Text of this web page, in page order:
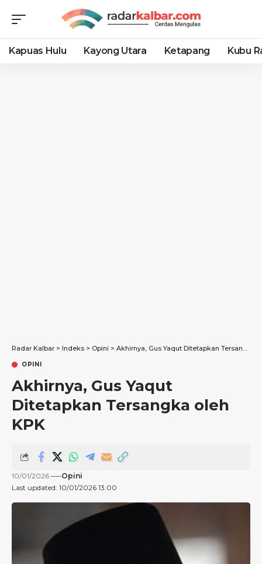
Kapuas Hulu Kayong Utara Ketapang Kubu
Radar Kalbar > Indeks > Opini > Akhirnya, Gus Yaqut Ditetapkan Tersangka oleh KPK
OPINI
Akhirnya, Gus Yaqut
Ditetapkan Tersangka oleh
KPK
Last updated: 10/01/2026 13:00
10/01/2026 Opini